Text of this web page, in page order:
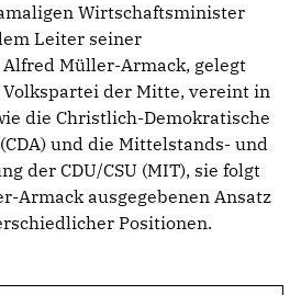
Wirtschaftsminister
Leiter seiner
Müller-Armack, gelegt
Volkspartei der Mitte, vereint in
die Christlich-Demokratische
und die Mittelstands- und
der CDU/CSU (MIT), sie folgt
Armack ausgegebenen Ansatz
Positionen.